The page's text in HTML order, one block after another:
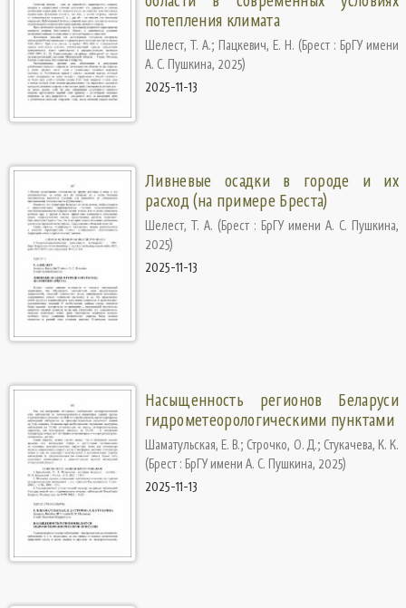
потепления климата
Шелест, Т. А.; Пацкевич, Е. Н. (Брест : БрГУ имени
А. С. Пушкина, 2025)
2025-11-13
Ливневые осадки в городе и их
расход (на примере Бреста)
Шелест, Т. А. (Брест : БрГУ имени А. С. Пушкина,
2025)
2025-11-13
Насыщенность регионов Беларуси
гидрометеорологическими пунктами
Шаматульская, Е. В.; Строчко, О. Д.; Стукачева, К. К.
(Брест : БрГУ имени А. С. Пушкина, 2025)
2025-11-13